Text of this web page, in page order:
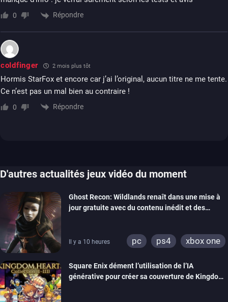
0 Répondre
coIdfinger 2 mois plus tôt
Hormis StarFox et encore car j’ai l’original, aucun titre ne me tente.
Ce n’est pas un mal bien au contraire !
0 Répondre
D'autres actualités jeux vidéo du moment
Ghost Recon: Wildlands renaît dans une mise à
jour gratuite avec du contenu inédit et des
Il y a 10 heures pc ps4 xbox one
Square Enix dément l’utilisation de l’IA
générative pour créer sa couverture de Kingdom